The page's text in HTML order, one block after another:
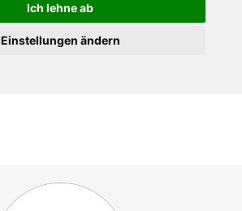
Ich lehne ab
Einstellungen ändern